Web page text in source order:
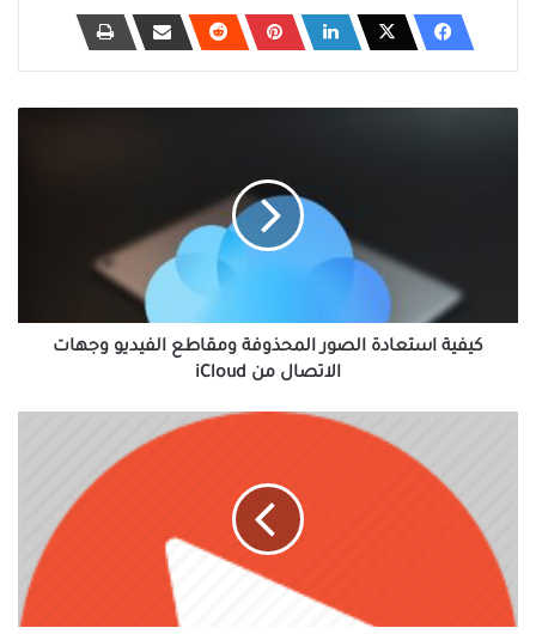
من
iCloudكيفية استعادة الصور المحذوفة ومقاطع الفيديو وجهات
الاتصال من iCloud
Windows
10